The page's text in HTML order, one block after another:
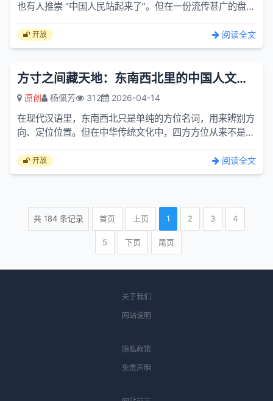
也有人推崇 “中国人民站起来了”。但在一份流传甚广的盘点
开放 阅读全文
方寸之间藏天地：东南西北里的中国人文智慧
原创 杨佩芳 312 2026-04-14
在现代汉语里，东南西北只是单纯的方位名词，用来辨别方
向、定位位置。但在中华传统文化中，四方方位从来不是冰
秩序的...
开放 阅读全文
共 184 条记录 首页 上页 1 2 3 4
5 下页 尾页
关于我们
网站说明
隐私政策
免责声明